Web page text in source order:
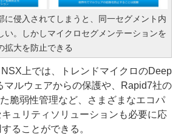
に侵入されてしまうと、同一セグメント内
い。しかしマイクロセグメンテーションを
拡大を防止できる
上では、トレンドマイクロのDeep
マルウェアからの保護や、Rapid7社の
脆弱性管理など、さまざまなエコパ
ュリティソリューションも必要に応
ることができる。